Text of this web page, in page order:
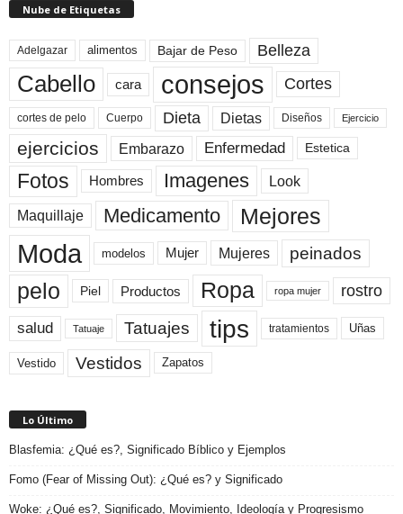
Nube de Etiquetas
Adelgazar alimentos Bajar de Peso Belleza
Cabello cara consejos Cortes
cortes de pelo Cuerpo Dieta Dietas Diseños Ejercicio
ejercicios Embarazo Enfermedad Estetica
Fotos Hombres Imagenes Look
Maquillaje Medicamento Mejores
Moda modelos Mujer Mujeres peinados
pelo Piel Productos Ropa ropa mujer rostro
salud Tatuaje Tatuajes tips tratamientos Uñas
Vestido Vestidos Zapatos
Lo Último
Blasfemia: ¿Qué es?, Significado Bíblico y Ejemplos
Fomo (Fear of Missing Out): ¿Qué es? y Significado
Woke: ¿Qué es?, Significado, Movimiento, Ideología y Progresismo